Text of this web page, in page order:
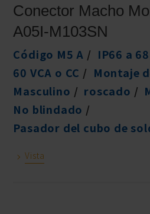
Conector Macho
A05I-M103SN
Código M5 A IP66 a 68
60 VCA o CC
Montaje
Masculino
roscado
No blindado
Pasador del cubo de
Vista